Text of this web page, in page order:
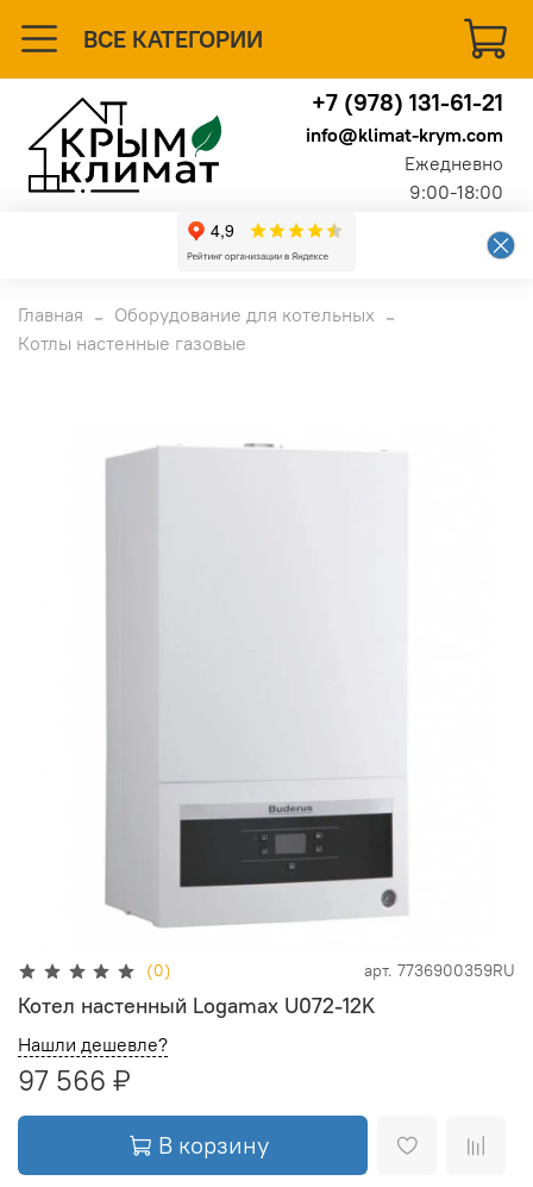
ВСЕ КАТЕГОРИИ
+7 (978) 131-61-21
info@klimat-krym.com
Ежедневно
9:00-18:00
Главная
Оборудование для котельных
Котлы настенные газовые
(0) арт. 7736900359RU
Котел настенный Logamax U072-12K
Нашли дешевле?
97 566 ₽
В корзину